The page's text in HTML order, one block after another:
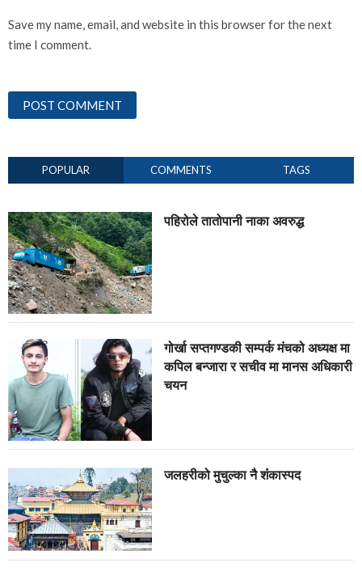
Save my name, email, and website in this browser for the next
time I comment.
POPULAR COMMENTS TAGS
पहिरोले तातोपानी नाका अवरुद्ध
गोर्खा सप्तगण्डकी सम्पर्क मंचको अध्यक्ष मा
कपिल बन्जारा र सचीव मा मानस अधिकारी
चयन
जलहरीको मुचुल्का नै शंंकास्पद